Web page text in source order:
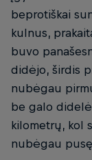
beprotiškai
kulnus,
buvo
didėjo, širdis
nubėgau
be galo didelė
kilometrų, kol
nubėgau